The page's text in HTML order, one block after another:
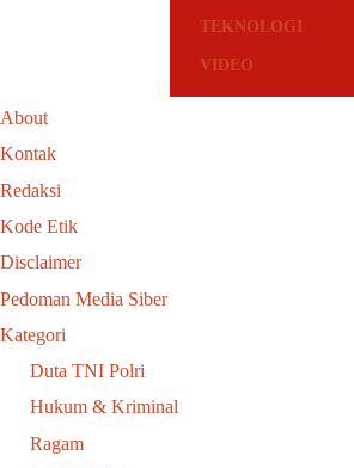
TEKNOLOGI
VIDEO
About
Kontak
Redaksi
Kode Etik
Disclaimer
Pedoman Media Siber
Kategori
Duta TNI Polri
Hukum & Kriminal
Ragam